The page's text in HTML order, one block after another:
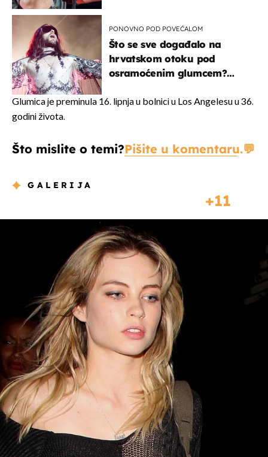
PONOVNO POD POVEĆALOM
Što se sve događalo na
hrvatskom otoku pod
osramoćenim glumcem?
izazivaju nevjericu
Glumica je preminula 16. lipnja u bolnici u Los Angelesu u 36.
godini života.
Što mislite o temi?Pišite u komentaru.
GALERIJA
11